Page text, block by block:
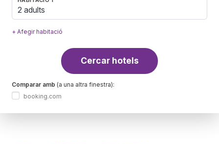
2 adults
+ Afegir habitació
Cercar hotels
Comparar amb (a una altra finestra):
booking.com